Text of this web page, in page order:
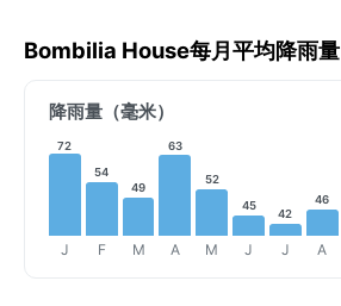
Bombilia House每月平均降雨量
降雨量（毫米）
72
J
54
F
49
M
63
A
52
M
45
J
42
J
46
A